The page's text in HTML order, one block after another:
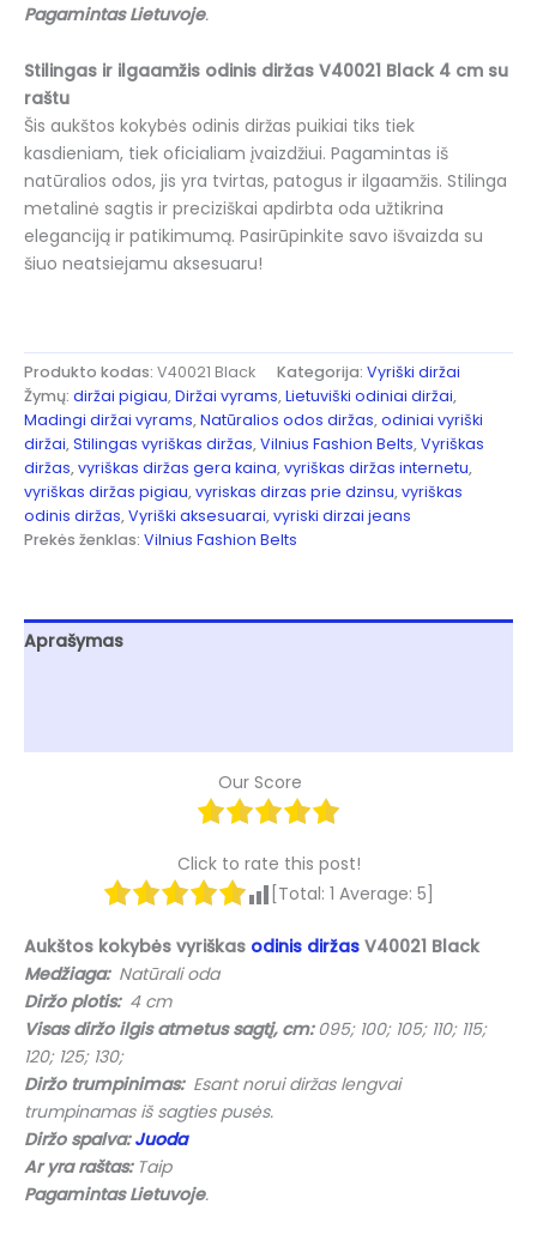
Pagamintas Lietuvoje.
Stilingas ir ilgaamžis odinis diržas V40021 Black 4 cm su
raštu
Šis aukštos kokybės odinis diržas puikiai tiks tiek
kasdieniam, tiek oficialiam įvaizdžiui. Pagamintas iš
natūralios odos, jis yra tvirtas, patogus ir ilgaamžis. Stilinga
metalinė sagtis ir preciziškai apdirbta oda užtikrina
eleganciją ir patikimumą. Pasirūpinkite savo išvaizda su
šiuo neatsiejamu aksesuaru!
Produkto kodas: V40021 Black Kategorija: Vyriški diržai
Žymų: diržai pigiau,Diržai vyrams,Lietuviški odiniai diržai,
Madingi diržai vyrams,Natūralios odos diržas,odiniai vyriški
diržai,Stilingas vyriškas diržas,Vilnius Fashion Belts,Vyriškas
diržas,vyriškas diržas gera kaina,vyriškas diržas internetu,
vyriškas diržas pigiau,vyriskas dirzas prie dzinsu,vyriškas
odinis diržas,Vyriški aksesuarai,vyriski dirzai jeans
Prekės ženklas: Vilnius Fashion Belts
Aprašymas
Our Score
Click to rate this post!
[Total: 1 Average: 5]
Aukštos kokybės vyriškas odinis diržas V40021 Black
Medžiaga: Natūrali oda
Diržo plotis:4 cm
Visas diržo ilgis atmetus sagtį, cm:095; 100; 105; 110; 115;
120; 125; 130;
Diržo trumpinimas:Esant norui diržas lengvai
trumpinamas iš sagties pusės.
Diržo spalva: Juoda
Ar yra raštas:Taip
Pagamintas Lietuvoje.